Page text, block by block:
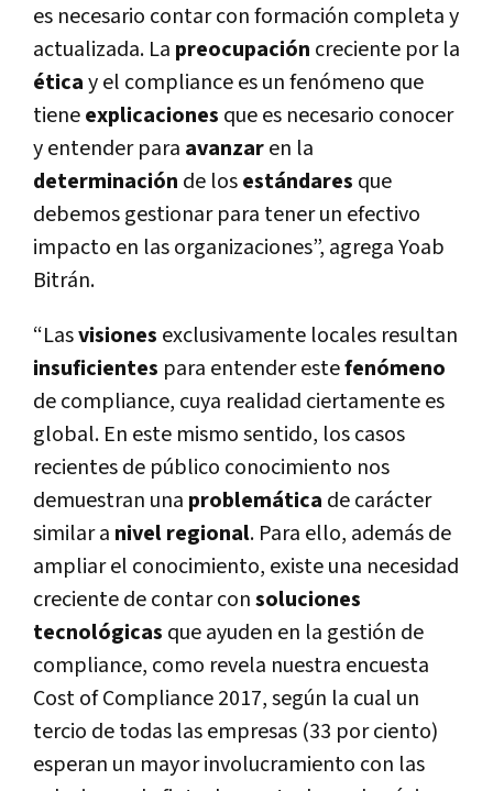
es necesario contar con formación completa y
actualizada. La preocupación creciente por la
éticay el compliance es un fenómeno que
tieneexplicaciones que es necesario conocer
y entender para avanzaren la
determinación de losestándares que
debemos gestionar para tener un efectivo
impacto en las organizaciones”, agrega Yoab
Bitrán.
“Lasvisiones exclusivamente locales resultan
insuficientes para entender estefenómeno
de compliance, cuya realidad ciertamente es
global. En este mismo sentido, los casos
recientes de público conocimiento nos
demuestran una problemática de carácter
similar a nivel regional. Para ello, además de
ampliar el conocimiento, existe una necesidad
creciente de contar consoluciones
tecnológicas que ayuden en la gestión de
compliance, como revela nuestra encuesta
Cost of Compliance 2017, según la cual un
tercio de todas las empresas (33 por ciento)
esperan un mayor involucramiento con las